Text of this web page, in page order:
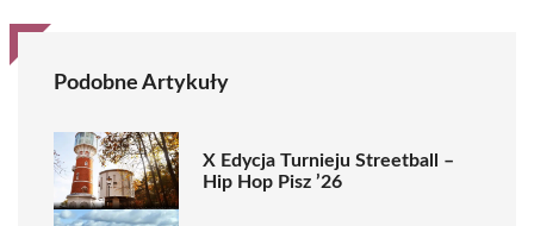
Podobne Artykuły
X Edycja Turnieju Streetball –
Hip Hop Pisz ’26